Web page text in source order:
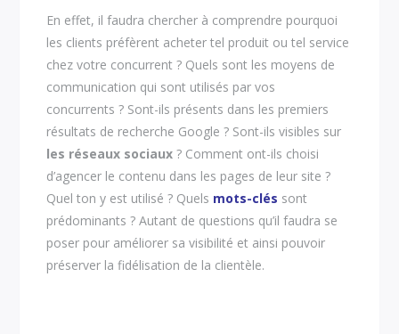
En effet, il faudra chercher à comprendre pourquoi
les clients préfèrent acheter tel produit ou tel service
chez votre concurrent ? Quels sont les moyens de
communication qui sont utilisés par vos
concurrents ? Sont-ils présents dans les premiers
résultats de recherche Google ? Sont-ils visibles sur
les réseaux sociaux? Comment ont-ils choisi
d’agencer le contenu dans les pages de leur site ?
Quel ton y est utilisé ? Quels mots-clés sont
prédominants ? Autant de questions qu’il faudra se
poser pour améliorer sa visibilité et ainsi pouvoir
préserver la fidélisation de la clientèle.